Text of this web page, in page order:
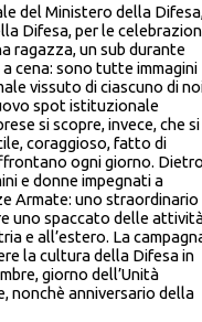
del Ministero della
Difesa, per le
ragazza, un sub durante
cena: sono tutte immagini
vissuto di ciascuno di
spot istituzionale
si scopre, invece, che si
coraggioso, fatto di
ogni giorno.
e donne impegnati a
Armate: uno straordinario
uno spaccato delle
e all’estero. La
la cultura della Difesa in
giorno dell’Unità
nonchè anniversario della